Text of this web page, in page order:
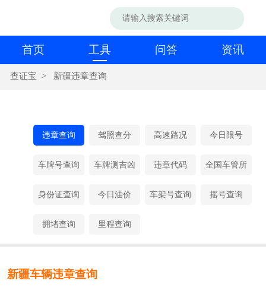
首页 工具 问答 资讯
查证宝 > 新疆违章查询
违章查询 驾照查分 高速路况 今日限号
车牌号查询 车牌测吉凶 违章代码 全国车管所
身份证查询 今日油价 车架号查询 摇号查询
拥堵查询 里程查询
新疆车辆违章查询